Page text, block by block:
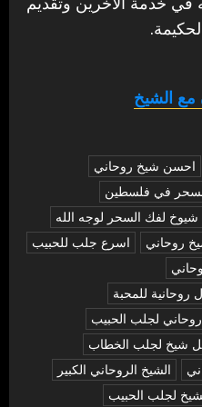
مع الشيخ
احسن شيخ روحاني
في فلسطين
شيوخ لفك السحر لوجه الله
روحاني
اسرع جلب للحبيب
روحانية للمحبة
لجلب الحبيب
شيخ لجلب الخطاب
الشيخ الروحاني الكبير
لجلب الحبيب